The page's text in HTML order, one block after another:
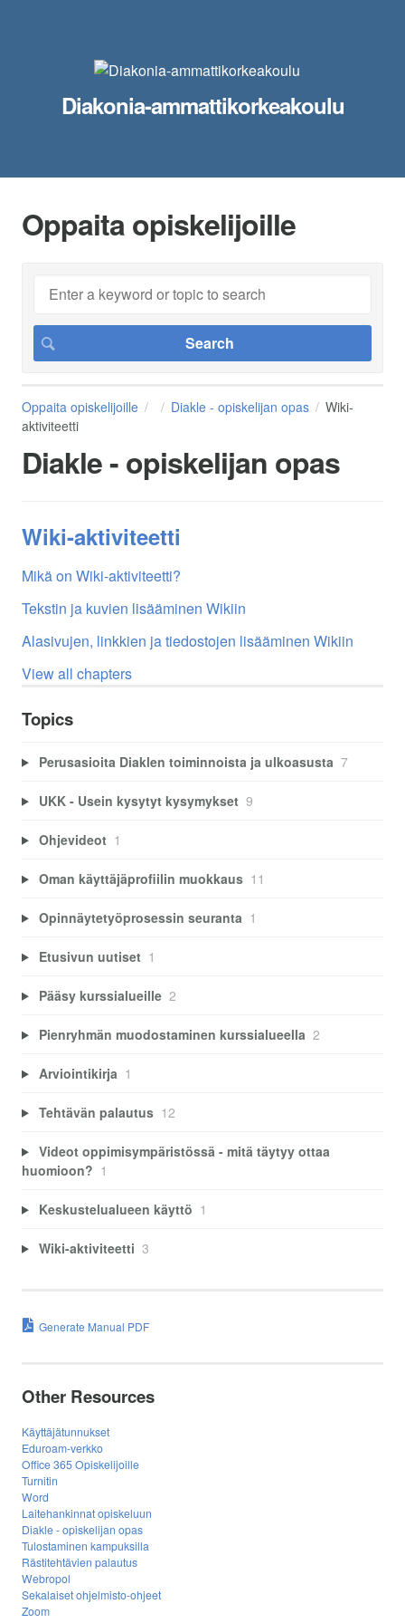
Diakonia-ammattikorkeakoulu
Oppaita opiskelijoille
Oppaita opiskelijoille Diakle - opiskelijan opas
Wiki-
aktiviteetti
Diakle - opiskelijan opas
Wiki-aktiviteetti
Mikä on Wiki-aktiviteetti?
Tekstin ja kuvien lisääminen Wikiin
Alasivujen, linkkien ja tiedostojen lisääminen Wikiin
View all chapters
Topics
Perusasioita Diaklen toiminnoista ja ulkoasusta 7
UKK - Usein kysytyt kysymykset 9
Ohjevideot 1
Oman käyttäjäprofiilin muokkaus 11
Opinnäytetyöprosessin seuranta 1
Etusivun uutiset 1
Pääsy kurssialueille 2
Pienryhmän muodostaminen kurssialueella 2
Arviointikirja 1
Tehtävän palautus 12
Videot oppimisympäristössä - mitä täytyy ottaa
huomioon? 1
Keskustelualueen käyttö 1
Wiki-aktiviteetti 3
Generate Manual PDF
Other Resources
Käyttäjätunnukset
Eduroam-verkko
Office 365 Opiskelijoille
Turnitin
Word
Laitehankinnat opiskeluun
Diakle - opiskelijan opas
Tulostaminen kampuksilla
Rästitehtävien palautus
Webropol
Sekalaiset ohjelmisto-ohjeet
Zoom